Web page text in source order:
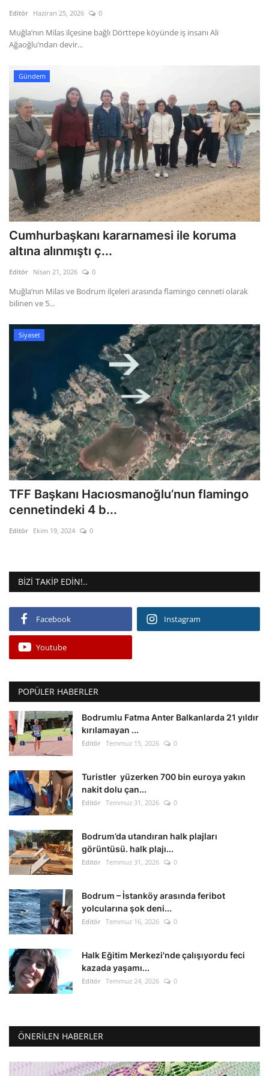
Kültür Sanat Tarih
Sağlık
Gündem
Dünya
Editör Haziran 25, 2026 0
Muğla’nın Milas ilçesine bağlı Dörttepe köyünde iş insanı Ali
Ağaoğlu’ndan devir...
Gündem
Cumhurbaşkanı kararnamesi ile koruma
altına alınmıştı ç...
Editör Nisan 21, 2026 0
Muğla’nın Milas ve Bodrum ilçeleri arasında flamingo cenneti olarak
bilinen ve 5...
Siyaset
TFF Başkanı Hacıosmanoğlu’nun flamingo
cennetindeki 4 b...
Editör Ekim 19, 2024 0
BIZI TAKIP EDIN!..
Facebook Instagram
Youtube
POPÜLER HABERLER
Bodrumlu Fatma Anter Balkanlarda 21 yıldır
kırılamayan ...
Editör Temmuz 15, 2026 0
Turistler yüzerken 700 bin euroya yakın
nakit dolu çan...
Editör Temmuz 31, 2026 0
Bodrum’da utandıran halk plajları
görüntüsü. halk plajı...
Editör Temmuz 31, 2026 0
Bodrum – İstanköy arasında feribot
yolcularına şok deni...
Editör Temmuz 16, 2026 0
Halk Eğitim Merkezi'nde çalışıyordu feci
kazada yaşamı...
Editör Temmuz 24, 2026 0
ÖNERILEN HABERLER